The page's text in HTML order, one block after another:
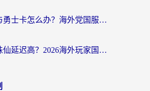
打地下城与勇士卡怎么办？海外党国服游戏加速终极指南（附北美欧洲实测）
国外打新诛仙延迟高？2026海外玩家国服游戏加速器终极指南（附天龙八部闪耀暖暖实测）